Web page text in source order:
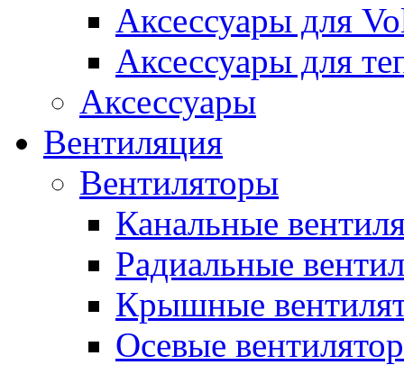
Аксессуары для
Аксессуары для
Аксессуары
Вентиляция
Вентиляторы
Канальные
Радиальные
Крышные
Осевые